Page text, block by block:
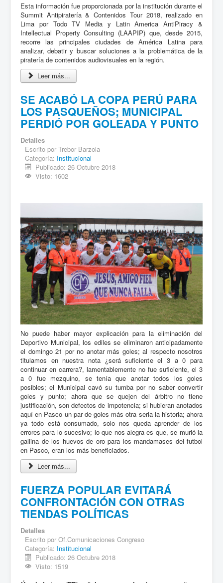
Esta información fue proporcionada por la institución durante el
Summit Antipiratería & Contenidos Tour 2018, realizado en
Lima por Todo TV Media y Latin America AntiPiracy &
Intellectual Property Consulting (LAAPIP) que, desde 2015,
recorre las principales ciudades de América Latina para
analizar, debatir y buscar soluciones a la problemática de la
piratería de contenidos audiovisuales en la región.
Leer más...
SE ACABÓ LA COPA PERÚ PARA
LOS PASQUEÑOS; MUNICIPAL
PERDIÓ POR GOLEADA Y PUNTO
Detalles
Escrito por Trebor Barzola
Categoría: Institucional
Publicado: 26 Octubre 2018
Visto: 1602
No puede haber mayor explicación para la eliminación del
Deportivo Municipal, los ediles se eliminaron anticipadamente
el domingo 21 por no anotar más goles; al respecto nosotros
titulamos en nuestra nota ¿será suficiente el 3 a 0 para
continuar en carrera?, lamentablemente no fue suficiente, el 3
a 0 fue mezquino, se tenía que anotar todos los goles
posibles; el Municipal cavó su tumba por no saber convertir
goles y punto; ahora que se quejen del árbitro no tiene
justificación, son defectos de impotencia; si hubieran anotados
aquí en Pasco un par de goles más otra seria la historia; ahora
ya todo está consumado, solo nos queda aprender de los
errores para lo sucesivo; lo que nos alegra es que, se murió la
gallina de los huevos de oro para los mandamases del futbol
en Pasco, eran los más beneficiados.
Leer más...
FUERZA POPULAR EVITARÁ
CONFRONTACIÓN CON OTRAS
TIENDAS POLÍTICAS
Detalles
Escrito por Of.Comunicaciones Congreso
Categoría: Institucional
Publicado: 26 Octubre 2018
Visto: 1519